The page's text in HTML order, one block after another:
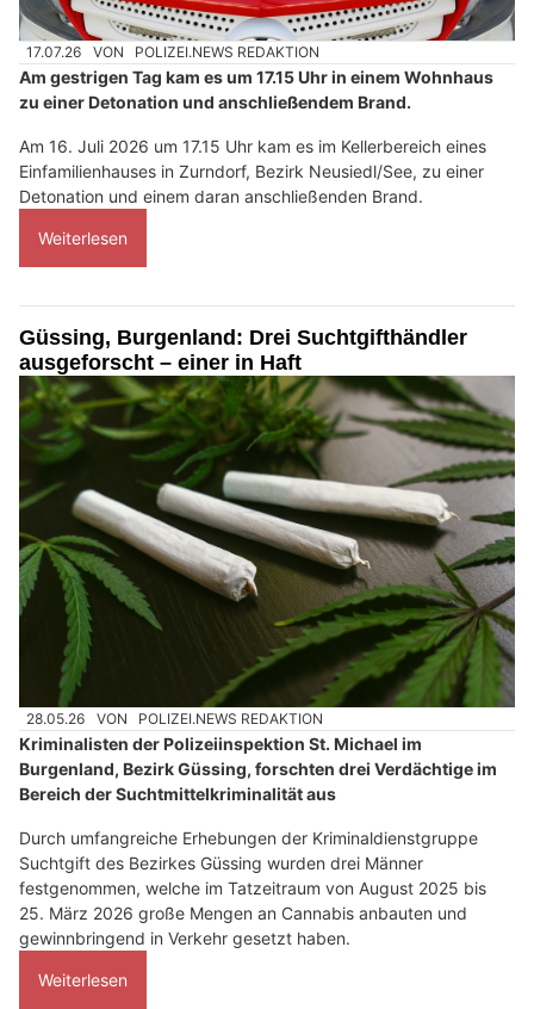
17.07.26 VON POLIZEI.NEWS REDAKTION
Am gestrigen Tag kam es um 17.15 Uhr in einem Wohnhaus
zu einer Detonation und anschließendem Brand.
Am 16. Juli 2026 um 17.15 Uhr kam es im Kellerbereich eines
Einfamilienhauses in Zurndorf, Bezirk Neusiedl/See, zu einer
Detonation und einem daran anschließenden Brand.
Weiterlesen
Güssing, Burgenland: Drei Suchtgifthändler
ausgeforscht – einer in Haft
28.05.26 VON POLIZEI.NEWS REDAKTION
Kriminalisten der Polizeiinspektion St. Michael im
Burgenland, Bezirk Güssing, forschten drei Verdächtige im
Bereich der Suchtmittelkriminalität aus
Durch umfangreiche Erhebungen der Kriminaldienstgruppe
Suchtgift des Bezirkes Güssing wurden drei Männer
festgenommen, welche im Tatzeitraum von August 2025 bis
25. März 2026 große Mengen an Cannabis anbauten und
gewinnbringend in Verkehr gesetzt haben.
Weiterlesen